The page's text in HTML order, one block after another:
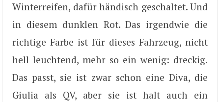
Winterreifen, dafür händisch geschaltet. Und
in diesem dunklen Rot. Das irgendwie die
richtige Farbe ist für dieses Fahrzeug, nicht
hell leuchtend, mehr so ein wenig: dreckig.
Das passt, sie ist zwar schon eine Diva, die
Giulia als QV, aber sie ist halt auch ein